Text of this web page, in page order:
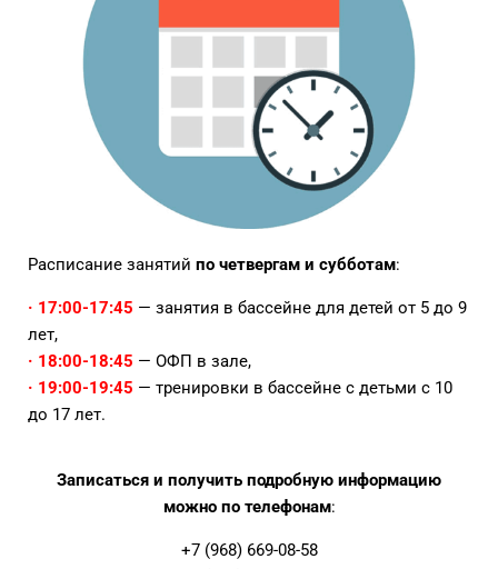
Расписание занятий по четвергам и субботам:
· 17:00-17:45 — занятия в бассейне для детей от 5 до 9
лет,
· 18:00-18:45 — ОФП в зале,
· 19:00-19:45 — тренировки в бассейне с детьми с 10
до 17 лет.
Записаться и получить подробную информацию
можно по телефонам:
+7 (968) 669-08-58